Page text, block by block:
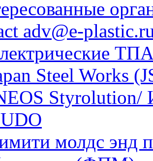
adv@e-
Steel Works
молдс энд